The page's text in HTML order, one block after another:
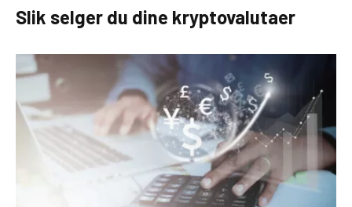
Slik selger du dine kryptovalutaer